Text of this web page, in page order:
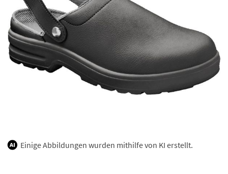
Einige Abbildungen wurden mithilfe von KI erstellt.